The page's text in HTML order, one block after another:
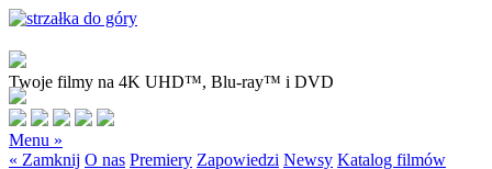
Twoje filmy na 4K UHD™, Blu-ray™ i DVD
Menu »
« Zamknij O nas Premiery Zapowiedzi Newsy Katalog filmów